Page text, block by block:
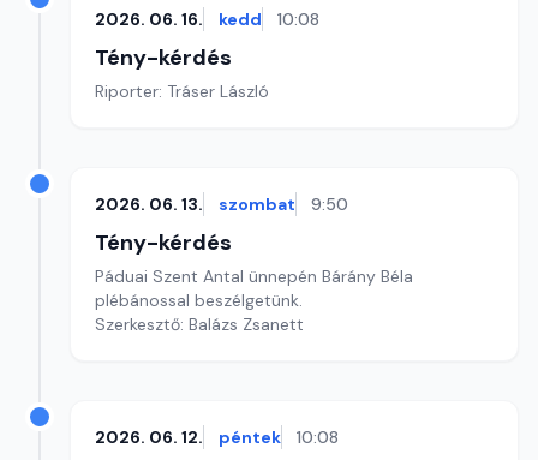
2026. 06. 16. kedd 10:08
Tény-kérdés
Riporter: Tráser László
2026. 06. 13. szombat 9:50
Tény-kérdés
Páduai Szent Antal ünnepén Bárány Béla
plébánossal beszélgetünk.
Szerkesztő: Balázs Zsanett
2026. 06. 12. péntek 10:08